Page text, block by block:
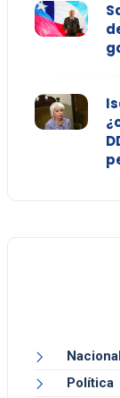
Política